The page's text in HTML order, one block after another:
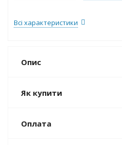
Всі характеристики
Опис
Як купити
Оплата